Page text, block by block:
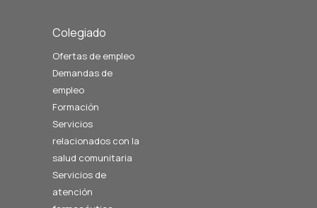
Colegiado
Ofertas de empleo
Demandas de
empleo
Formación
Servicios
relacionados con la
salud comunitaria
Servicios de
atención